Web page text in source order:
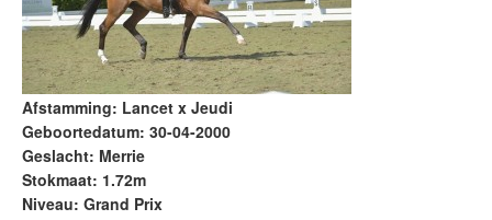
Afstamming: Lancet x Jeudi
Geboortedatum: 30-04-2000
Geslacht: Merrie
Stokmaat: 1.72m
Niveau: Grand Prix